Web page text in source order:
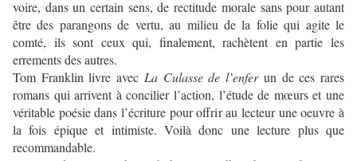
voire, dans un certain sens, de rectitude morale sans pour autant
être des parangons de vertu, au milieu de la folie qui agite le
comté, ils sont ceux qui, finalement, rachètent en partie les
errements des autres.
Tom Franklin livre avec La Culasse de l’enferun de ces rares
romans qui arrivent à concilier l’action, l’étude de mœurs et une
véritable poésie dans l’écriture pour offrir au lecteur une oeuvre à
la fois épique et intimiste. Voilà donc une lecture plus que
recommandable.